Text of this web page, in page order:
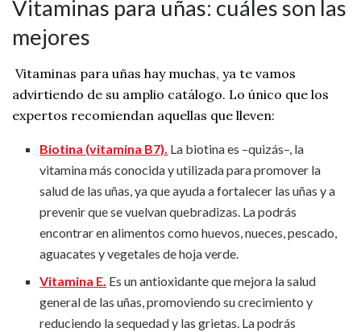
Vitaminas para uñas: cuáles son las
mejores
Vitaminas para uñas hay muchas, ya te vamos
advirtiendo de su amplio catálogo. Lo único que los
expertos recomiendan aquellas que lleven:
Biotina (vitamina B7). La biotina es –quizás–, la
vitamina más conocida y utilizada para promover la
salud de las uñas, ya que ayuda a fortalecer las uñas y a
prevenir que se vuelvan quebradizas. La podrás
encontrar en alimentos como huevos, nueces, pescado,
aguacates y vegetales de hoja verde.
Vitamina E. Es un antioxidante que mejora la salud
general de las uñas, promoviendo su crecimiento y
reduciendo la sequedad y las grietas. La podrás